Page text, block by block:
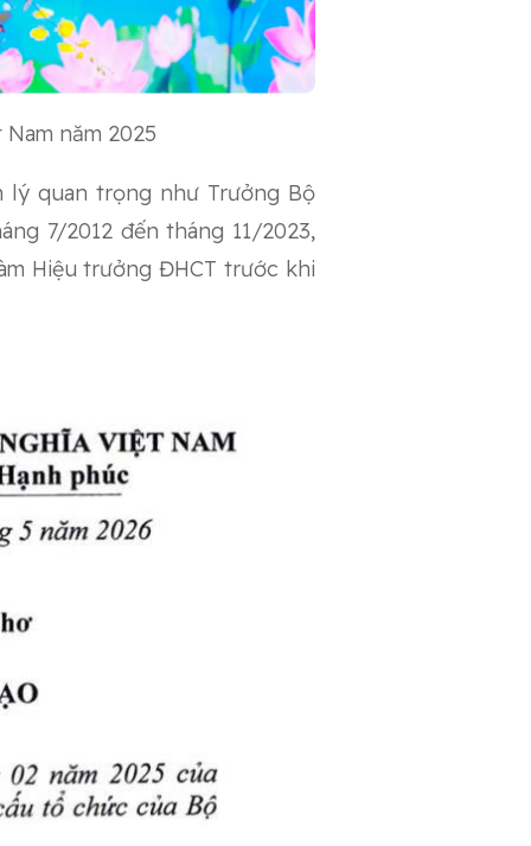
năm 2025
lý quan trọng như Trưởng Bộ
7/2012 đến tháng 11/2023,
Hiệu trưởng ĐHCT trước khi